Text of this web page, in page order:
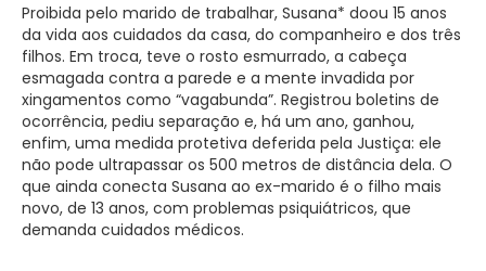
Proibida pelo marido de trabalhar, Susana* doou 15 anos
da vida aos cuidados da casa, do companheiro e dos três
filhos. Em troca, teve o rosto esmurrado, a cabeça
esmagada contra a parede e a mente invadida por
xingamentos como “vagabunda”. Registrou boletins de
ocorrência, pediu separação e, há um ano, ganhou,
enfim, uma medida protetiva deferida pela Justiça: ele
não pode ultrapassar os 500 metros de distância dela. O
que ainda conecta Susana ao ex-marido é o filho mais
novo, de 13 anos, com problemas psiquiátricos, que
demanda cuidados médicos.